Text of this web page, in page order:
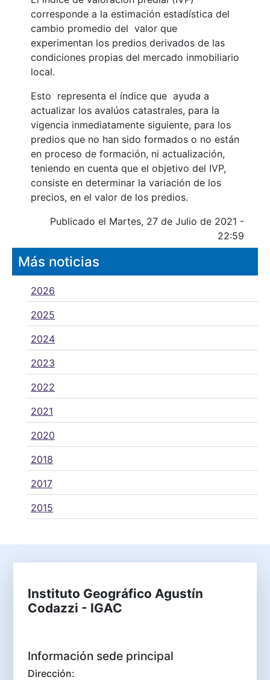
corresponde a la estimación estadística del
cambio promedio del valor que
experimentan los predios derivados de las
condiciones propias del mercado inmobiliario
local.
Esto representa el índice que ayuda a
actualizar los avalúos catastrales, para la
vigencia inmediatamente siguiente, para los
predios que no han sido formados o no están
en proceso de formación, ni actualización,
teniendo en cuenta que el objetivo del IVP,
consiste en determinar la variación de los
precios, en el valor de los predios.
Publicado el Martes, 27 de Julio de 2021 -
22:59
Más noticias
2026
2025
2024
2023
2022
2021
2020
2018
2017
2015
Instituto Geográfico Agustín
Codazzi - IGAC
Información sede principal
Dirección: